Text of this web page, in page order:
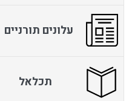
עלונים תורניים
תכלאל